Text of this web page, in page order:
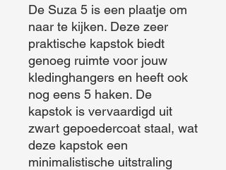
De Suza 5 is een plaatje om
naar te kijken. Deze zeer
praktische kapstok biedt
genoeg ruimte voor jouw
kledinghangers en heeft ook
nog eens 5 haken. De
kapstok is vervaardigd uit
zwart gepoedercoat staal, wat
deze kapstok een
minimalistische uitstraling